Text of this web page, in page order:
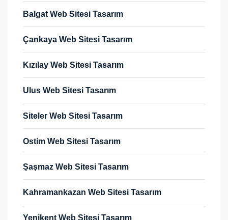
Balgat Web Sitesi Tasarım
Çankaya Web Sitesi Tasarım
Kızılay Web Sitesi Tasarım
Ulus Web Sitesi Tasarım
Siteler Web Sitesi Tasarım
Ostim Web Sitesi Tasarım
Şaşmaz Web Sitesi Tasarım
Kahramankazan Web Sitesi Tasarım
Yenikent Web Sitesi Tasarım